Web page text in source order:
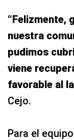
“Felizmente,
nuestra
pudimos
viene
favorable al
Cejo.
Para el